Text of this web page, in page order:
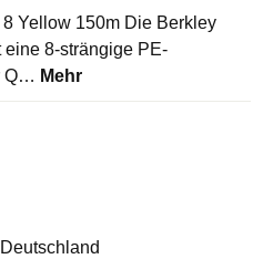
Yellow 150m Die Berkley
eine 8-strängige PE-
Q… Mehr